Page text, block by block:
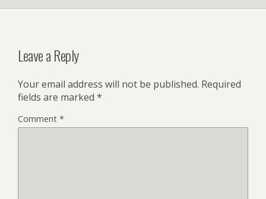
Leave a Reply
Your email address will not be published. Required
fields are marked *
Comment *